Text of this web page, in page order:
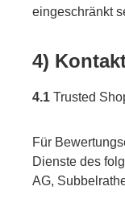
eingeschränkt
4)
4.1 Trusted
Für
Dienste des
AG,